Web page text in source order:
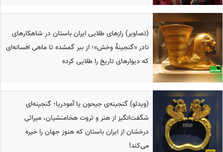
(تصاویر) رازهای طلایی ایران باستان در شاهکارهای
نادر «گنجینۀ وخش»؛ از ببر گمشده تا ماهی افسانه‌ای
که دیوارهای تاریخ را طلایی کرده
(ویدئو) گنجینه‌ی جیحون یا آمودریا؛ گنجینه‌ای
شگفت‌انگیز از هنر و ثروت هخامنشیان، میراثی
درخشان از ایران باستان که هنوز جهان را خیره
می‌کند!